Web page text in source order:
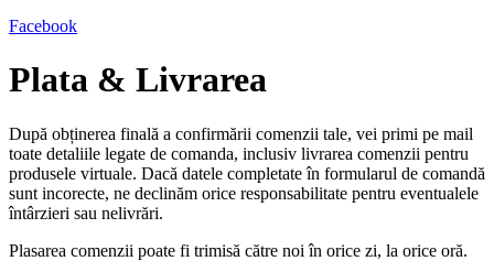
Facebook
Plata & Livrarea
După obținerea finală a confirmării comenzii tale, vei primi pe mail
toate detaliile legate de comanda, inclusiv livrarea comenzii pentru
produsele virtuale. Dacă datele completate în formularul de comandă
sunt incorecte, ne declinăm orice responsabilitate pentru eventualele
întârzieri sau nelivrări.
Plasarea comenzii poate fi trimisă către noi în orice zi, la orice oră.